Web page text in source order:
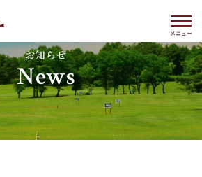
お知らせ
News